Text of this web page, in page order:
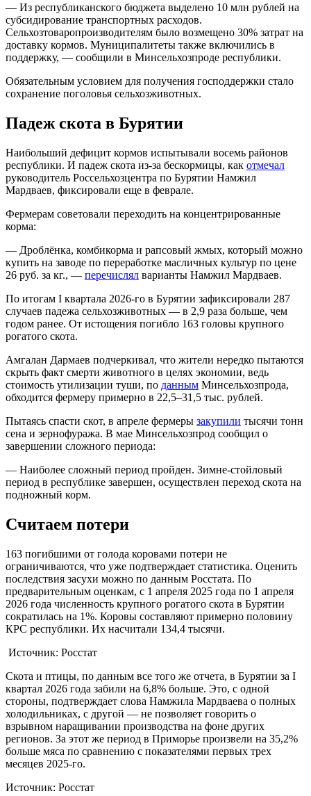
— Из республиканского бюджета выделено 10 млн рублей на
субсидирование транспортных расходов.
Сельхозтоваропроизводителям было возмещено 30% затрат на
доставку кормов. Муниципалитеты также включились в
поддержку, — сообщили в Минсельхозпроде республики.
Обязательным условием для получения господдержки стало
сохранение поголовья сельхозживотных.
Падеж скота в Бурятии
Наибольший дефицит кормов испытывали восемь районов
республики. И падеж скота из-за бескормицы, как отмечал
руководитель Россельхозцентра по Бурятии Намжил
Мардваев, фиксировали еще в феврале.
Фермерам советовали переходить на концентрированные
корма:
— Дроблёнка, комбикорма и рапсовый жмых, который можно
купить на заводе по переработке масличных культур по цене
26 руб. за кг., — перечислял варианты Намжил Мардваев.
По итогам I квартала 2026-го в Бурятии зафиксировали 287
случаев падежа сельхозживотных — в 2,9 раза больше, чем
годом ранее. От истощения погибло 163 головы крупного
рогатого скота.
Амгалан Дармаев подчеркивал, что жители нередко пытаются
скрыть факт смерти животного в целях экономии, ведь
стоимость утилизации туши, по данным Минсельхозпрода,
обходится фермеру примерно в 22,5–31,5 тыс. рублей.
Пытаясь спасти скот, в апреле фермеры закупили тысячи тонн
сена и зернофуража. В мае Минсельхозпрод сообщил о
завершении сложного периода:
— Наиболее сложный период пройден. Зимне-стойловый
период в республике завершен, осуществлен переход скота на
подножный корм.
Считаем потери
163 погибшими от голода коровами потери не
ограничиваются, что уже подтверждает статистика. Оценить
последствия засухи можно по данным Росстата. По
предварительным оценкам, с 1 апреля 2025 года по 1 апреля
2026 года численность крупного рогатого скота в Бурятии
сократилась на 1%. Коровы составляют примерно половину
КРС республики. Их насчитали 134,4 тысячи.
Источник: Росстат
Скота и птицы, по данным все того же отчета, в Бурятии за I
квартал 2026 года забили на 6,8% больше. Это, с одной
стороны, подтверждает слова Намжила Мардваева о полных
холодильниках, с другой — не позволяет говорить о
взрывном наращивании производства на фоне других
регионов. За этот же период в Приморье произвели на 35,2%
больше мяса по сравнению с показателями первых трех
месяцев 2025-го.
Источник: Росстат